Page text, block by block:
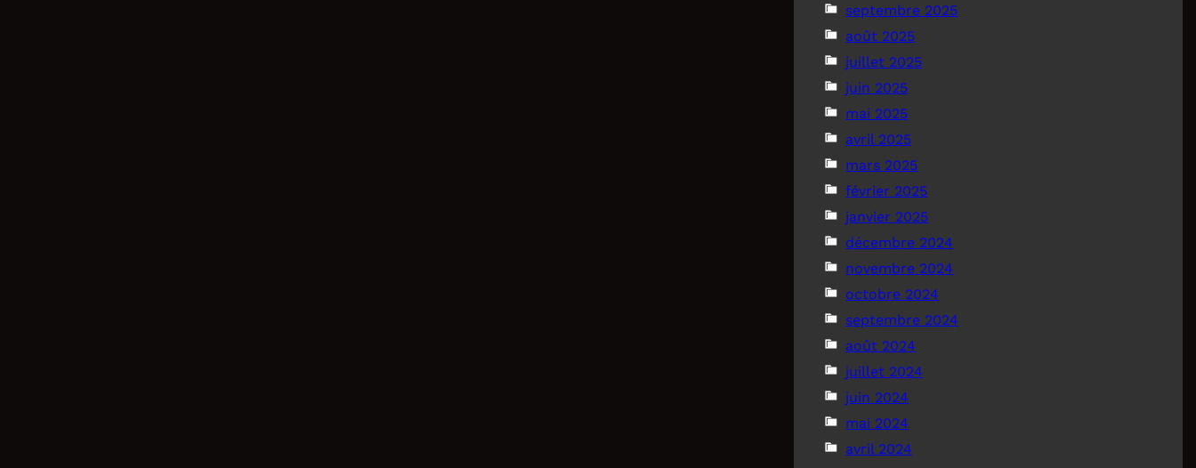
septembre 2025
août 2025
juillet 2025
juin 2025
mai 2025
avril 2025
mars 2025
février 2025
janvier 2025
décembre 2024
novembre 2024
octobre 2024
septembre 2024
août 2024
juillet 2024
juin 2024
mai 2024
avril 2024